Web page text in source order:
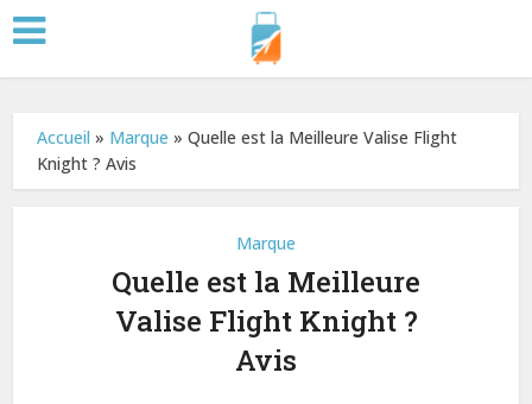
Accueil » Marque »Quelle est la Meilleure Valise Flight
Knight ? Avis
Marque
Quelle est la Meilleure
Valise Flight Knight ?
Avis